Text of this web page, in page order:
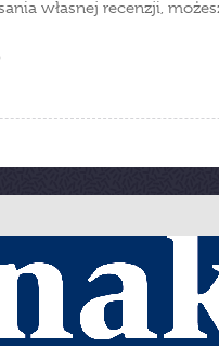
własnej recenzji,